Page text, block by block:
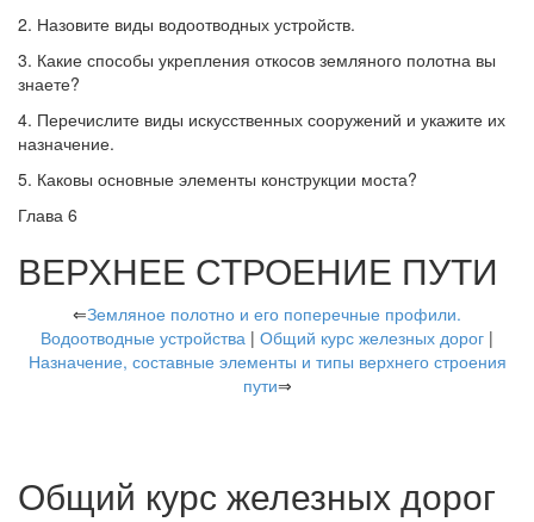
2. Назовите виды водоотводных устройств.
3. Какие способы укрепления откосов земляного полотна вы
знаете?
4. Перечислите виды искусственных сооружений и укажите их
назначение.
5. Каковы основные элементы конструкции моста?
Глава 6
ВЕРХНЕЕ СТРОЕНИЕ ПУТИ
⇐Земляное полотно и его поперечные профили.
Водоотводные устройства | Общий курс железных дорог |
Назначение, составные элементы и типы верхнего строения
пути⇒
Общий курс железных дорог